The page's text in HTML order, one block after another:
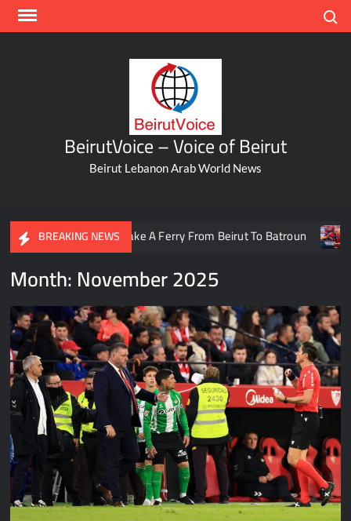
Skip
BeirutVoice – Voice of Beirut
Beirut Lebanon Arab World News
BREAKING NEWS
Take A Ferry From Beirut To Batroun Meet The
Month:November 2025